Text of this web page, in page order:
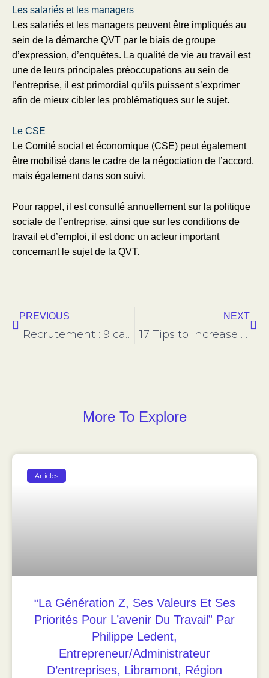
Les salariés et les managers
Les salariés et les managers peuvent être impliqués au
sein de la démarche QVT par le biais de groupe
d’expression, d’enquêtes. La qualité de vie au travail est
une de leurs principales préoccupations au sein de
l’entreprise, il est primordial qu’ils puissent s’exprimer
afin de mieux cibler les problématiques sur le sujet.
Le CSE
Le Comité social et économique (CSE) peut également
être mobilisé dans le cadre de la négociation de l’accord,
mais également dans son suivi.
Pour rappel, il est consulté annuellement sur la politique
sociale de l’entreprise, ainsi que sur les conditions de
travail et d’emploi, il est donc un acteur important
concernant le sujet de la QVT.
PREVIOUS
“Recrutement : 9 candidats sur 10 souhaitent connaître le salaire avant de candidater ” publié le 19 mai 2022 Culture RH Adeline Lajoinie
NEXT
“17 Tips to Increase Your Number of Job Applicants” by Laura Hilgers june 14 2022 Linkedin
More To Explore
Articles
“La Génération Z, Ses Valeurs Et Ses
Priorités Pour L’avenir Du Travail” Par
Philippe Ledent,
Entrepreneur/Administrateur
D’entreprises, Libramont, Région